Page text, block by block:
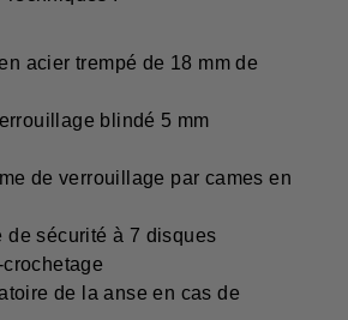
acier trempé de 18 mm de
blindé 5 mm
de verrouillage par cames en
de sécurité à 7 disques
de la anse en cas de